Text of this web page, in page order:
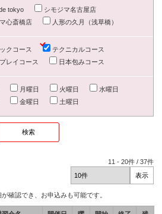
tokyo
シモジマ名古屋店
心斎橋店
人形の久月（浅草橋）
クコース
テクニカルコース
レイコース
日本包みコース
月曜日 火曜日
水曜日
金曜日 土曜日
11 -20件 /37件
確認でき、お申込みも可能です。